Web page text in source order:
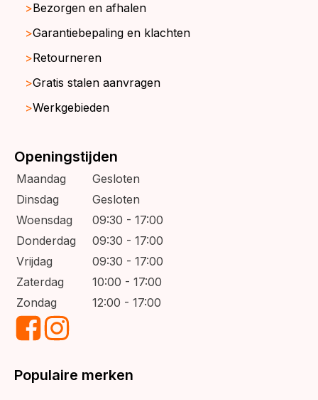
Bezorgen en afhalen
Garantiebepaling en klachten
Retourneren
Gratis stalen aanvragen
Werkgebieden
Openingstijden
Maandag
Gesloten
Dinsdag
Gesloten
Woensdag
09:30 - 17:00
Donderdag
09:30 - 17:00
Vrijdag
09:30 - 17:00
Zaterdag
10:00 - 17:00
Zondag
12:00 - 17:00
Populaire merken